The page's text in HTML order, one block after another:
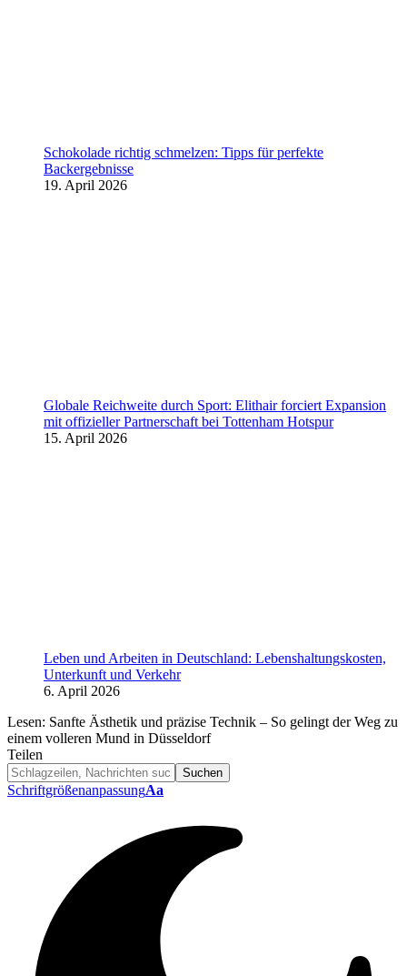
Schokolade richtig schmelzen: Tipps für perfekte
Backergebnisse
19. April 2026
Globale Reichweite durch Sport: Elithair forciert Expansion
mit offizieller Partnerschaft bei Tottenham Hotspur
15. April 2026
Leben und Arbeiten in Deutschland: Lebenshaltungskosten,
Unterkunft und Verkehr
6. April 2026
Lesen: Sanfte Ästhetik und präzise Technik – So gelingt der Weg zu
einem volleren Mund in Düsseldorf
Teilen
SchriftgrößenanpassungAa